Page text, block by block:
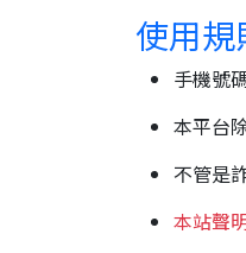
使用
手機號
本平台
不管是
本站聲